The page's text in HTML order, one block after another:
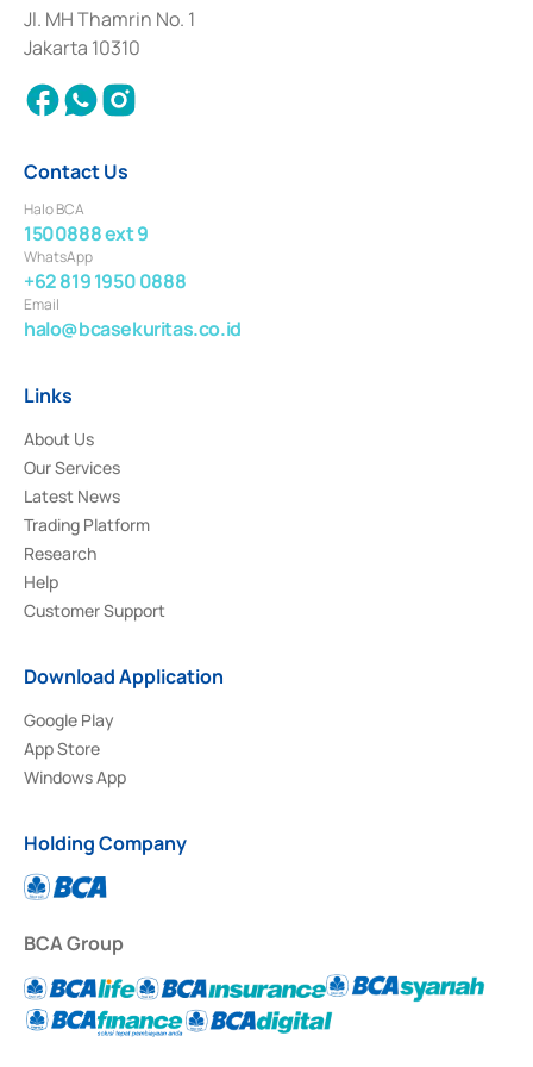
Institution for the Issuance, Transaction, and Administration and
Settlement of Commercial Paper Transactions whose license was issued in
2018.
Jl. MH Thamrin No. 1
Jakarta 10310
Contact Us
Halo BCA
1500888 ext 9
WhatsApp
+62 819 1950 0888
Email
halo@bcasekuritas.co.id
Links
About Us
Our Services
Latest News
Trading Platform
Research
Help
Customer Support
Download Application
Google Play
App Store
Windows App
Holding Company
BCA Group